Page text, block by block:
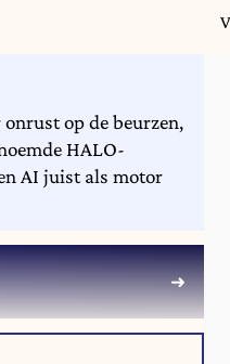
op de beurzen,
HALO-
AI juist als motor